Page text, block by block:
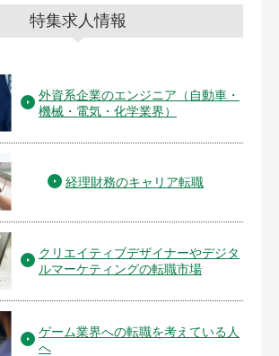
特集求人情報
外資系企業のエンジニア（自動車・
機械・電気・化学業界）
経理財務のキャリア転職
クリエイティブデザイナーやデジタ
ルマーケティングの転職市場
ゲーム業界への転職を考えている人
へ